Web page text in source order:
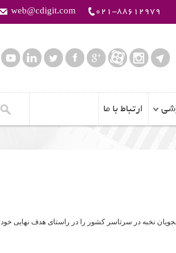
021-88612979
web@cdigit.com
ارتباط با ما
حمایت از دانشجویان نخبه در سرتاسر کشور را در راستای هدف نهایی خود